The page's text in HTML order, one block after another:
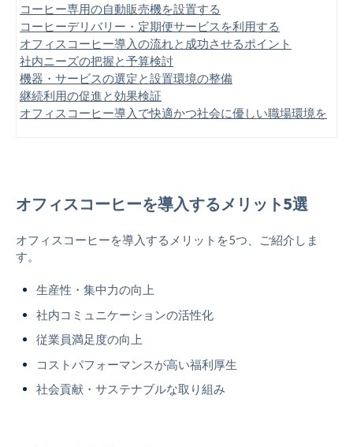
コーヒー専用の自動販売機を設置する
コーヒーデリバリー・定期便サービスを利用する
オフィスコーヒー導入の流れと成功させるポイント
社内ニーズの把握と予算検討
機器・サービスの選定と設置環境の整備
継続利用の促進と効果検証
オフィスコーヒー導入で快適かつ社会に優しい職場環境を
オフィスコーヒーを導入するメリット5選
オフィスコーヒーを導入するメリットを5つ、ご紹介しま
す。
生産性・集中力の向上
社内コミュニケーションの活性化
従業員満足度の向上
コストパフォーマンスが高い福利厚生
社会貢献・サステナブルな取り組み